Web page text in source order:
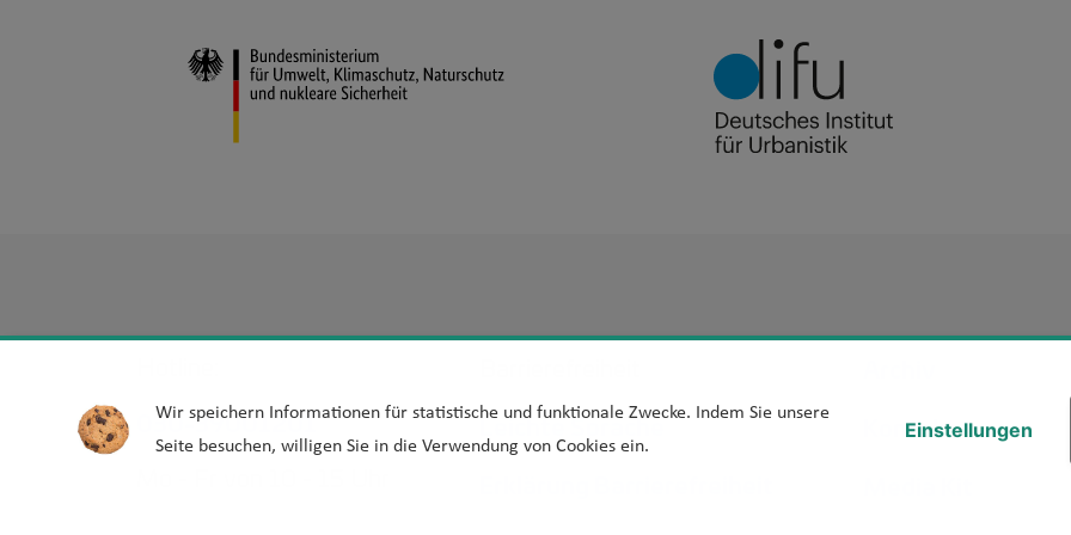
030-39001201
Leichte Sprache
Kontakt
Wir speichern Informationen für statistische und funktionale Zwecke. Indem Sie unsere
Seite besuchen, willigen Sie in die Verwendung von Cookies ein.
Einstellungen